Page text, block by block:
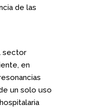
de las
sector
en
un solo uso